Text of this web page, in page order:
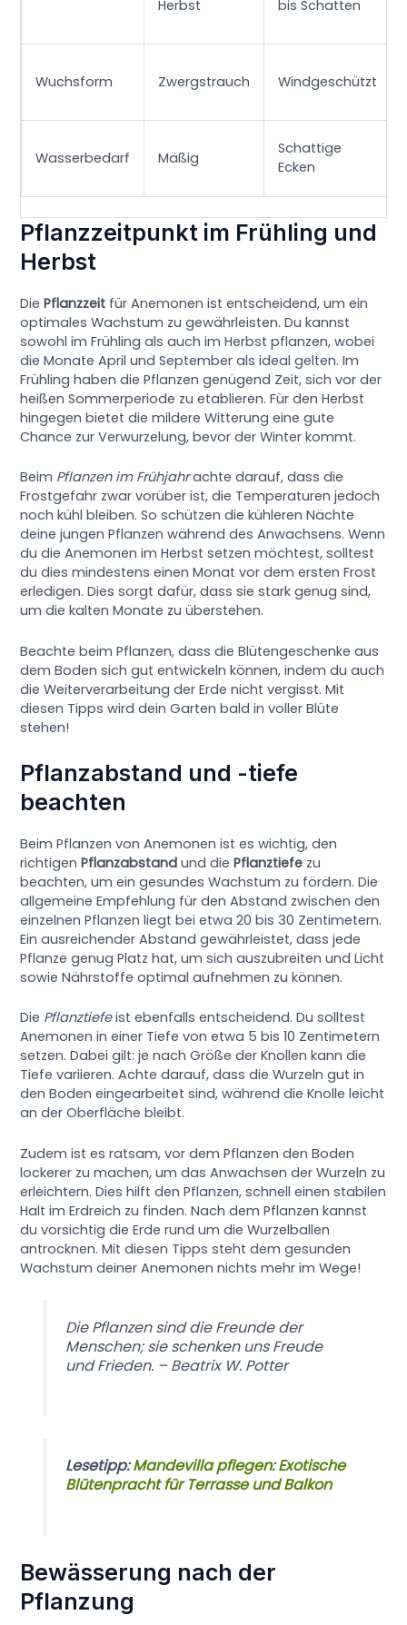
Herbst bis Schatten
Wuchsform Zwergstrauch Windgeschützt
Wasserbedarf Mäßig
Schattige
Ecken
Pflanzzeitpunkt im Frühling und
Herbst
DiePflanzzeit für Anemonen ist entscheidend, um ein
optimales Wachstum zu gewährleisten. Du kannst
sowohl im Frühling als auch im Herbst pflanzen, wobei
die Monate April und September als ideal gelten. Im
Frühling haben die Pflanzen genügend Zeit, sich vor der
heißen Sommerperiode zu etablieren. Für den Herbst
hingegen bietet die mildere Witterung eine gute
Chance zur Verwurzelung, bevor der Winter kommt.
Beim Pflanzen im Frühjahrachte darauf, dass die
Frostgefahr zwar vorüber ist, die Temperaturen jedoch
noch kühl bleiben. So schützen die kühleren Nächte
deine jungen Pflanzen während des Anwachsens. Wenn
du die Anemonen im Herbst setzen möchtest, solltest
du dies mindestens einen Monat vor dem ersten Frost
erledigen. Dies sorgt dafür, dass sie stark genug sind,
um die kalten Monate zu überstehen.
Beachte beim Pflanzen, dass die Blütengeschenke aus
dem Boden sich gut entwickeln können, indem du auch
die Weiterverarbeitung der Erde nicht vergisst. Mit
diesen Tipps wird dein Garten bald in voller Blüte
stehen!
Pflanzabstand und -tiefe
beachten
Beim Pflanzen von Anemonen ist es wichtig, den
richtigenPflanzabstand und diePflanztiefe zu
beachten, um ein gesundes Wachstum zu fördern. Die
allgemeine Empfehlung für den Abstand zwischen den
einzelnen Pflanzen liegt bei etwa 20 bis 30 Zentimetern.
Ein ausreichender Abstand gewährleistet, dass jede
Pflanze genug Platz hat, um sich auszubreiten und Licht
sowie Nährstoffe optimal aufnehmen zu können.
Die Pflanztiefeist ebenfalls entscheidend. Du solltest
Anemonen in einer Tiefe von etwa 5 bis 10 Zentimetern
setzen. Dabei gilt: je nach Größe der Knollen kann die
Tiefe variieren. Achte darauf, dass die Wurzeln gut in
den Boden eingearbeitet sind, während die Knolle leicht
an der Oberfläche bleibt.
Zudem ist es ratsam, vor dem Pflanzen den Boden
lockerer zu machen, um das Anwachsen der Wurzeln zu
erleichtern. Dies hilft den Pflanzen, schnell einen stabilen
Halt im Erdreich zu finden. Nach dem Pflanzen kannst
du vorsichtig die Erde rund um die Wurzelballen
antrocknen. Mit diesen Tipps steht dem gesunden
Wachstum deiner Anemonen nichts mehr im Wege!
Die Pflanzen sind die Freunde der
Menschen; sie schenken uns Freude
und Frieden. – Beatrix W. Potter
Lesetipp:Mandevilla pflegen: Exotische
Blütenpracht für Terrasse und Balkon
Bewässerung nach der
Pflanzung